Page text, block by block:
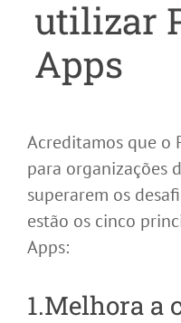
utilizar
Apps
Acreditamos que o
para organizações
superarem os
estão os cinco
Apps:
1.Melhora a